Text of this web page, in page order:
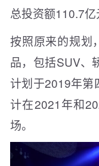
总投资额110.7亿
按照原来的规划
品，包括SUV、
计划于2019年第
计在2021年和
场。